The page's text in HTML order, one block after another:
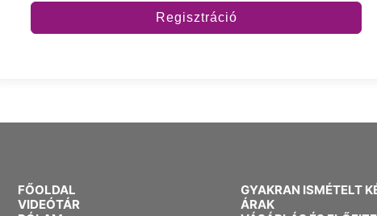
Regisztráció
FŐOLDAL
VIDEÓTÁR
GYAKRAN ISMÉTELT
ÁRAK